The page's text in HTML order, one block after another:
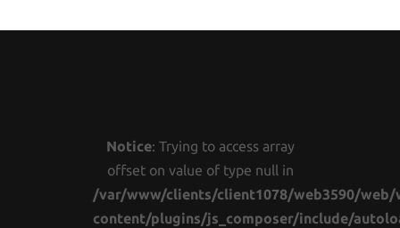
Notice: Trying to access array
offset on value of type null in
/var/www/clients/client1078/web3590/web/
content/plugins/js_composer/include/